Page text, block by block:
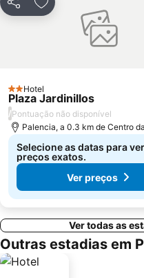
PartilharAdicionar aos
2 Estrelas
Hotel
Plaza Jardinillos
/Pontuação não disponível
Palencia, a 0.3 km de Centro
Selecione as datas para
preços exatos.
Ver preços
Ver todas as
Outras estadias em